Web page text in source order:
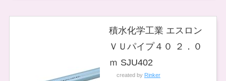
積水化学工業 エスロン
ＶＵパイプ４０ ２．０
ｍ SJU402
created by Rinker